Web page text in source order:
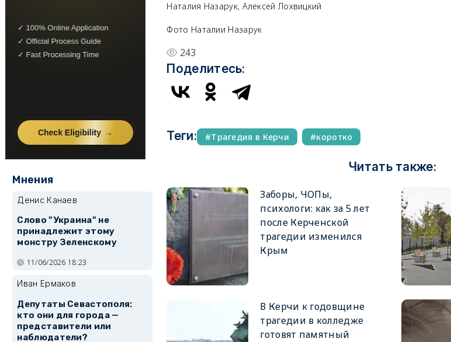
Наталия Назарук, Алексей Лохвицкий
Фото Наталии Назарук
243
Поделитесь:
Теги: Трагедия в Керчи коротко
Читать также:
Заборы, ЧОПы,
психологи: как за 5 лет
после Керченской
трагедии изменился
Крым
В Керчи к годовщине
трагедии в колледже
готовят памятный
Мнения
Денис Канаев
Слово "Украина" не
принадлежит этому
монстру Зеленскому
11/06/2026 18:23
Иван Ермаков
Депутаты Севастополя:
кто они для города —
представители или
наблюдатели?